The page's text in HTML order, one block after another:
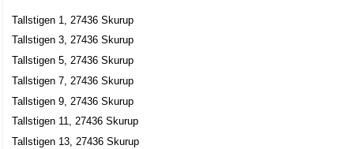
Tallstigen 1, 27436 Skurup
Tallstigen 3, 27436 Skurup
Tallstigen 5, 27436 Skurup
Tallstigen 7, 27436 Skurup
Tallstigen 9, 27436 Skurup
Tallstigen 11, 27436 Skurup
Tallstigen 13, 27436 Skurup